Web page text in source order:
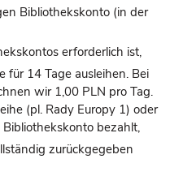
Bibliothekskonto (in der
erforderlich ist,
für 14 Tage ausleihen. Bei
wir 1,00 PLN pro Tag.
(pl. Rady Europy 1) oder
bezahlt,
zurückgegeben